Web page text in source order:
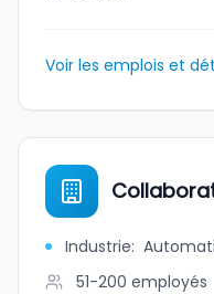
Voir les emplois et
Industrie:
51-200 employés